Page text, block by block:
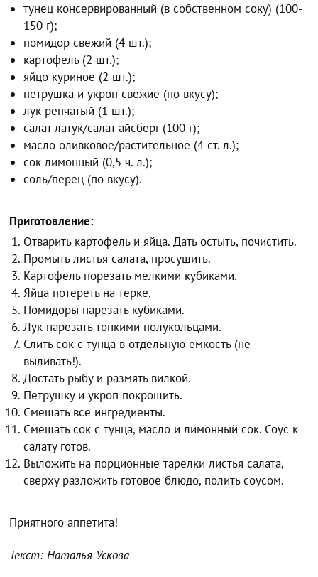
тунец консервированный (в собственном соку) (100-
150 г);
помидор свежий (4 шт.);
картофель (2 шт.);
яйцо куриное (2 шт.);
петрушка и укроп свежие (по вкусу);
лук репчатый (1 шт.);
салат латук/салат айсберг (100 г);
масло оливковое/растительное (4 ст. л.);
сок лимонный (0,5 ч. л.);
соль/перец (по вкусу).
Приготовление:
Отварить картофель и яйца. Дать остыть, почистить.
Промыть листья салата, просушить.
Картофель порезать мелкими кубиками.
Яйца потереть на терке.
Помидоры нарезать кубиками.
Лук нарезать тонкими полукольцами.
Слить сок с тунца в отдельную емкость (не
выливать!).
Достать рыбу и размять вилкой.
Петрушку и укроп покрошить.
Смешать все ингредиенты.
Смешать сок с тунца, масло и лимонный сок. Соус к
салату готов.
Выложить на порционные тарелки листья салата,
сверху разложить готовое блюдо, полить соусом.
Приятного аппетита!
Текст: Наталья Ускова